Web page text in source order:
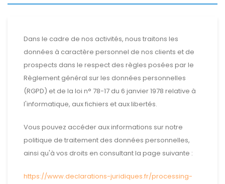
Dans le cadre de nos activités, nous traitons les
données à caractère personnel de nos clients et de
prospects dans le respect des règles posées par le
Règlement général sur les données personnelles
(RGPD) et de la loi n° 78-17 du 6 janvier 1978 relative à
l'informatique, aux fichiers et aux libertés.
Vous pouvez accéder aux informations sur notre
politique de traitement des données personnelles,
ainsi qu'à vos droits en consultant la page suivante :
https://www.declarations-juridiques.fr/processing-